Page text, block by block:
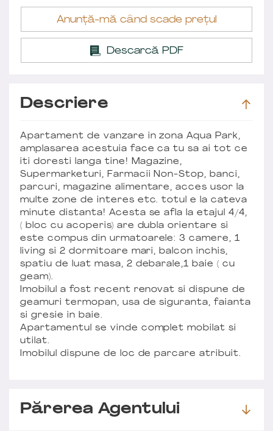
Anunță-mă când scade prețul
Descarcă PDF
Descriere
Apartament de vanzare in zona Aqua Park,
amplasarea acestuia face ca tu sa ai tot ce
iti doresti langa tine! Magazine,
Supermarketuri, Farmacii Non-Stop, banci,
parcuri, magazine alimentare, acces usor la
multe zone de interes etc. totul e la cateva
minute distanta! Acesta se afla la etajul 4/4,
( bloc cu acoperis) are dubla orientare si
este compus din urmatoarele: 3 camere, 1
living si 2 dormitoare mari, balcon inchis,
spatiu de luat masa, 2 debarale,1 baie ( cu
geam).
Imobilul a fost recent renovat si dispune de
geamuri termopan, usa de siguranta, faianta
si gresie in baie.
Apartamentul se vinde complet mobilat si
utilat.
Imobilul dispune de loc de parcare atribuit.
Părerea Agentului